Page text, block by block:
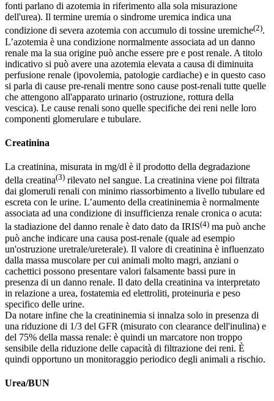
fonti parlano di azotemia in riferimento alla sola misurazione
dell'urea). Il termine uremia o sindrome uremica indica una
condizione di severa azotemia con accumulo di tossine uremiche(2).
L’azotemia è una condizione normalmente associata ad un danno
renale ma la sua origine può anche essere pre e post renale. A titolo
indicativo si può avere una azotemia elevata a causa di diminuita
perfusione renale (ipovolemia, patologie cardiache) e in questo caso
si parla di cause pre-renali mentre sono cause post-renali tutte quelle
che attengono all'apparato urinario (ostruzione, rottura della
vescica). Le cause renali sono quelle specifiche dei reni nelle loro
componenti glomerulare e tubulare.
Creatinina
La creatinina, misurata in mg/dl è il prodotto della degradazione
della creatina(3) rilevato nel sangue. La creatinina viene poi filtrata
dai glomeruli renali con minimo riassorbimento a livello tubulare ed
escreta con le urine. L’aumento della creatininemia è normalmente
associata ad una condizione di insufficienza renale cronica o acuta:
la stadiazione del danno renale è dato dato da IRIS(4) ma può anche
può anche indicare una causa post-renale (quale ad esempio
un'ostruzione uretrale/ureterale). Il valore di creatinina è influenzato
dalla massa muscolare per cui animali molto magri, anziani o
cachettici possono presentare valori falsamente bassi pure in
presenza di un danno renale. Il dato della creatinina va interpretato
in relazione a urea, fostatemia ed elettroliti, proteinuria e peso
specifico delle urine.
Da notare infine che la creatininemia si innalza solo in presenza di
una riduzione di 1/3 del GFR (misurato con clearance dell'inulina) e
del 75% della massa renale: è quindi un marcatore non troppo
sensibile della riduzione delle capacità di filtrazione dei reni. È
quindi opportuno un monitoraggio periodico degli animali a rischio.
Urea/BUN